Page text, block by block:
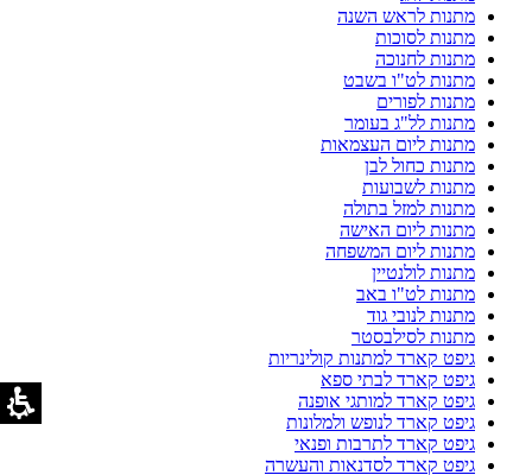
מתנות לראש השנה
מתנות לסוכות
מתנות לחנוכה
מתנות לט"ו בשבט
מתנות לפורים
מתנות לל"ג בעומר
מתנות ליום העצמאות
מתנות כחול לבן
מתנות לשבועות
מתנות למזל בתולה
מתנות ליום האישה
מתנות ליום המשפחה
מתנות לולנטיין
מתנות לט"ו באב
מתנות לנובי גוד
מתנות לסילבסטר
גיפט קארד למתנות קולינריות
גיפט קארד לבתי ספא
גיפט קארד למותגי אופנה
גיפט קארד לנופש ולמלונות
גיפט קארד לתרבות ופנאי
גיפט קארד לסדנאות והעשרה